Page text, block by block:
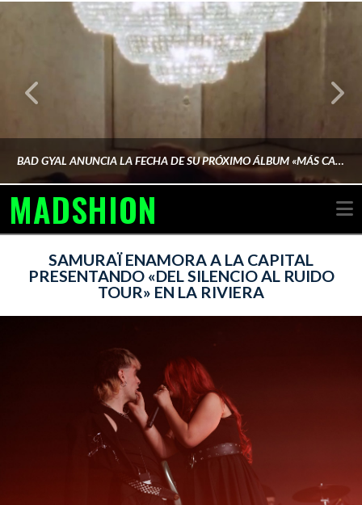
BAD GYAL ANUNCIA LA FECHA DE SU PRÓXIMO ÁLBUM «MÁS CARA»
MADSHION
SAMURAÏ ENAMORA A LA CAPITAL
PRESENTANDO «DEL SILENCIO AL RUIDO
TOUR» EN LA RIVIERA